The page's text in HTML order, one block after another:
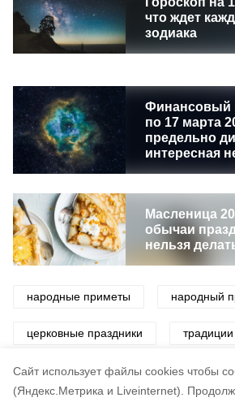
Cайт использует файлы cookies чтобы
(Яндекс.Метрика и Liveinternet).
что ждет
зодиака
Финансовый
по 17 марта
предельно
интересная
Масленица
обычаи
нельзя
народные приметы народный
церковные праздники традиции
праздники